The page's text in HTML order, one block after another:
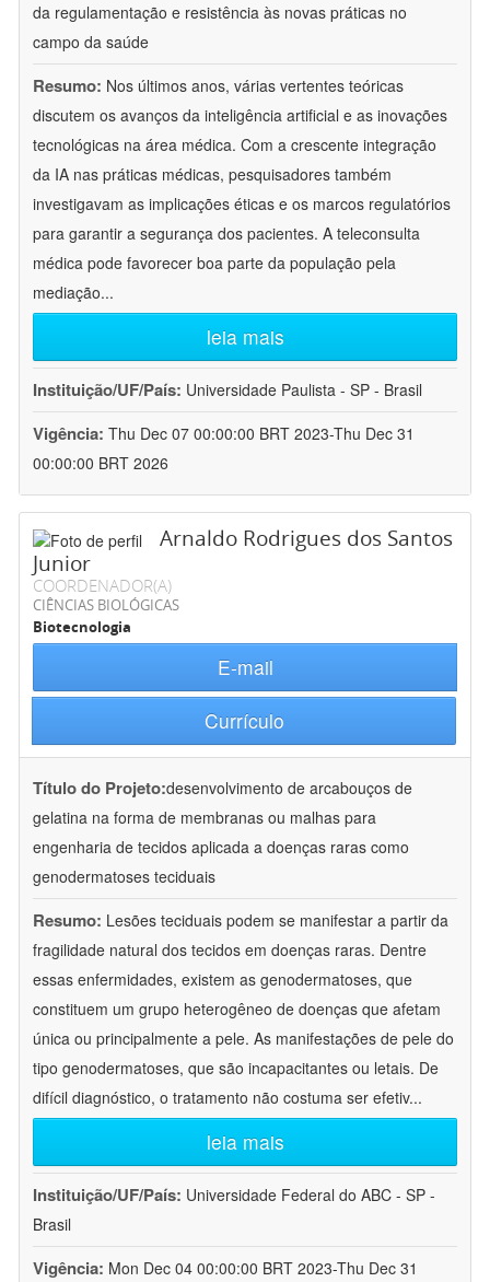
da regulamentação e resistência às novas práticas no
campo da saúde
Resumo: Nos últimos anos, várias vertentes teóricas
discutem os avanços da inteligência artificial e as inovações
tecnológicas na área médica. Com a crescente integração
da IA nas práticas médicas, pesquisadores também
investigavam as implicações éticas e os marcos regulatórios
para garantir a segurança dos pacientes. A teleconsulta
médica pode favorecer boa parte da população pela
mediação...
leia mais
Instituição/UF/País: Universidade Paulista - SP - Brasil
Vigência: Thu Dec 07 00:00:00 BRT 2023-Thu Dec 31
00:00:00 BRT 2026
Arnaldo Rodrigues dos Santos
Junior
COORDENADOR(A)
CIÊNCIAS BIOLÓGICAS
Biotecnologia
E-mail
Currículo
Título do Projeto:desenvolvimento de arcabouços de
gelatina na forma de membranas ou malhas para
engenharia de tecidos aplicada a doenças raras como
genodermatoses teciduais
Resumo: Lesões teciduais podem se manifestar a partir da
fragilidade natural dos tecidos em doenças raras. Dentre
essas enfermidades, existem as genodermatoses, que
constituem um grupo heterogêneo de doenças que afetam
única ou principalmente a pele. As manifestações de pele do
tipo genodermatoses, que são incapacitantes ou letais. De
difícil diagnóstico, o tratamento não costuma ser efetiv...
leia mais
Instituição/UF/País: Universidade Federal do ABC - SP -
Brasil
Vigência: Mon Dec 04 00:00:00 BRT 2023-Thu Dec 31